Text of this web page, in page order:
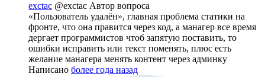
exctac @exctac Автор вопроса
«Пользователь удалён», главная проблема статики на
фронте, что она правится через код, а манагер все время
дергает программистов чтоб запятую поставить, то
ошибки исправить или текст поменять, плюс есть
желание манагера менять контент через админку
Написано более года назад